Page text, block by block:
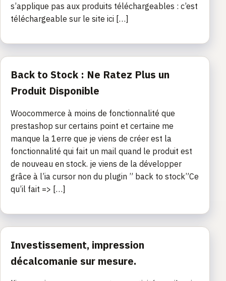
s’applique pas aux produits téléchargeables : c’est
téléchargeable sur le site ici […]
Back to Stock : Ne Ratez Plus un
Produit Disponible
Woocommerce à moins de fonctionnalité que
prestashop sur certains point et certaine me
manque la 1erre que je viens de créer est la
fonctionnalité qui fait un mail quand le produit est
de nouveau en stock. je viens de la développer
grâce à l’ia cursor non du plugin ” back to stock”Ce
qu’il fait => […]
Investissement, impression
décalcomanie sur mesure.